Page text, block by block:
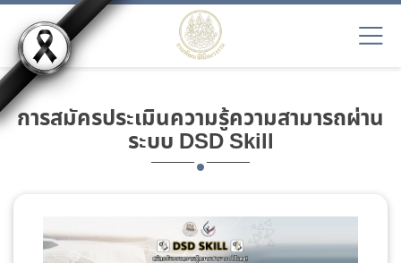
การสมัครประเมินความรู้ความสามารถผ่าน
ระบบ DSD Skill